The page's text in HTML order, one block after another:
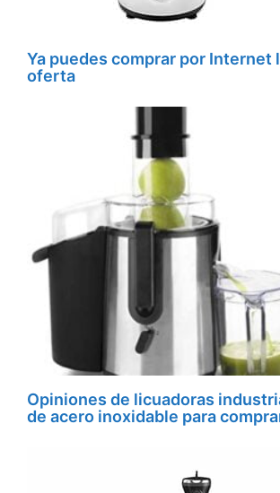
Ya puedes comprar por Internet
oferta
Opiniones de licuadoras
de acero inoxidable para